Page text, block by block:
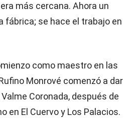
más cercana. Ahora un
fábrica; se hace el trabajo en
como maestro en las
Monrové comenzó a dar
Coronada, después de
en El Cuervo y Los Palacios.